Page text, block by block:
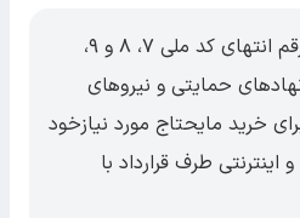
سرپرستان خانوار با رقم انتهای کد ملی ۷، ۸ و ۹،
حمایتی و نیروهای
خرید مایحتاج مورد نیازخود
طرف قرارداد با